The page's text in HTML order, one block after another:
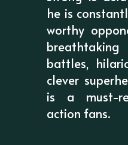
he is
worthy
battles,
clever
is a must-
action fans.